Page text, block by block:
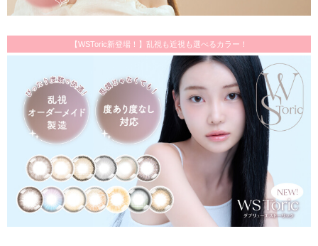
【WSToric新登場！】乱視も近視も選べるカラー！